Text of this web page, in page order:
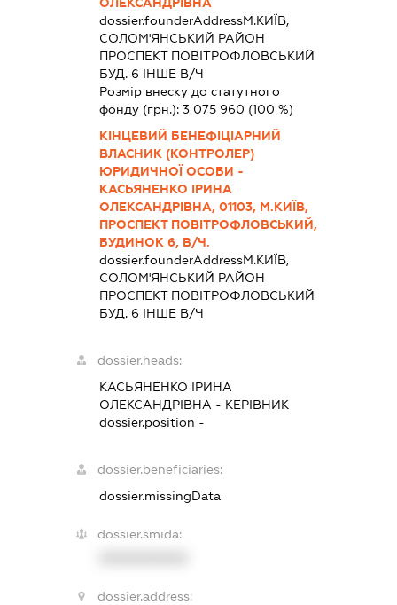
ОЛЕКСАНДРІВНА
dossier.founderAddressМ.КИЇВ,
СОЛОМ'ЯНСЬКИЙ РАЙОН
ПРОСПЕКТ ПОВІТРОФЛОВСЬКИЙ
БУД. 6 ІНШЕ В/Ч
Розмір внеску до статутного
фонду (грн.): 3 075 960 (100 %)
КІНЦЕВИЙ БЕНЕФІЦІАРНИЙ
ВЛАСНИК (КОНТРОЛЕР)
ЮРИДИЧНОЇ ОСОБИ -
КАСЬЯНЕНКО ІРИНА
ОЛЕКСАНДРІВНА, 01103, М.КИЇВ,
ПРОСПЕКТ ПОВІТРОФЛОВСЬКИЙ,
БУДИНОК 6, В/Ч.
dossier.founderAddressМ.КИЇВ,
СОЛОМ'ЯНСЬКИЙ РАЙОН
ПРОСПЕКТ ПОВІТРОФЛОВСЬКИЙ
БУД. 6 ІНШЕ В/Ч
dossier.heads:
КАСЬЯНЕНКО ІРИНА
ОЛЕКСАНДРІВНА - КЕРІВНИК
dossier.position -
dossier.beneficiaries:
dossier.missingData
dossier.smida:
dossier.address: